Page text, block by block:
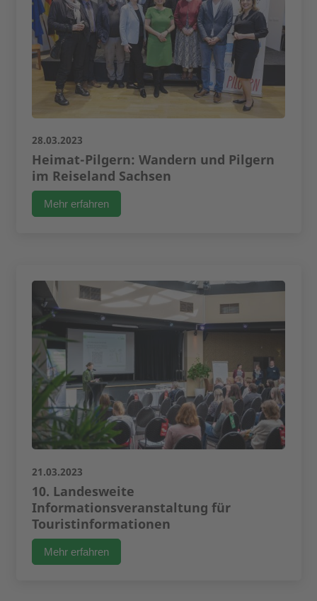
28.03.2023
Heimat-Pilgern: Wandern und Pilgern
im Reiseland Sachsen
Mehr erfahren
21.03.2023
10. Landesweite
Informationsveranstaltung für
Touristinformationen
Mehr erfahren